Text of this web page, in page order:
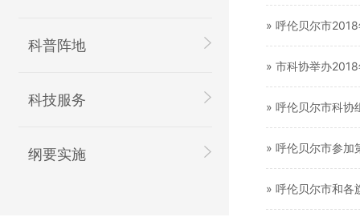
科普阵地
科技服务
纲要实施
» 呼伦贝尔市
» 市科协举办
» 呼伦贝尔市科协
» 呼伦贝尔市参加
» 呼伦贝尔市和各